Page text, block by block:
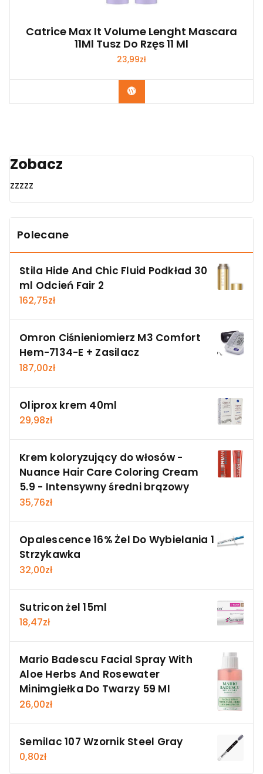
Catrice Max It Volume Lenght Mascara
11Ml Tusz Do Rzęs 11 Ml
23,99zł
Zobacz
Zobacz
zzzzz
Polecane
Stila Hide And Chic Fluid Podkład 30
ml Odcień Fair 2
162,75zł
Omron Ciśnieniomierz M3 Comfort
Hem-7134-E + Zasilacz
187,00zł
Oliprox krem 40ml
29,98zł
Krem koloryzujący do włosów -
Nuance Hair Care Coloring Cream
5.9 - Intensywny średni brązowy
35,76zł
Opalescence 16% Żel Do Wybielania 1
Strzykawka
32,00zł
Sutricon żel 15ml
18,47zł
Mario Badescu Facial Spray With
Aloe Herbs And Rosewater
Minimgiełka Do Twarzy 59 Ml
26,00zł
Semilac 107 Wzornik Steel Gray
0,80zł